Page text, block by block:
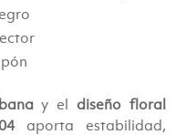
y el diseño floral
aporta estabilidad,